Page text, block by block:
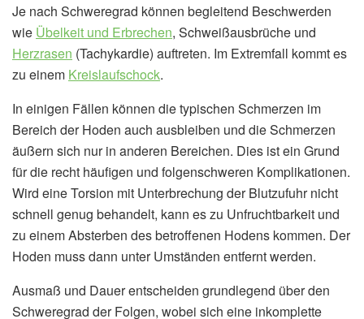
Je nach Schweregrad können begleitend Beschwerden
wie Übelkeit und Erbrechen, Schweißausbrüche und
Herzrasen (Tachykardie) auftreten. Im Extremfall kommt es
zu einem Kreislaufschock.
In einigen Fällen können die typischen Schmerzen im
Bereich der Hoden auch ausbleiben und die Schmerzen
äußern sich nur in anderen Bereichen. Dies ist ein Grund
für die recht häufigen und folgenschweren Komplikationen.
Wird eine Torsion mit Unterbrechung der Blutzufuhr nicht
schnell genug behandelt, kann es zu Unfruchtbarkeit und
zu einem Absterben des betroffenen Hodens kommen. Der
Hoden muss dann unter Umständen entfernt werden.
Ausmaß und Dauer entscheiden grundlegend über den
Schweregrad der Folgen, wobei sich eine inkomplette